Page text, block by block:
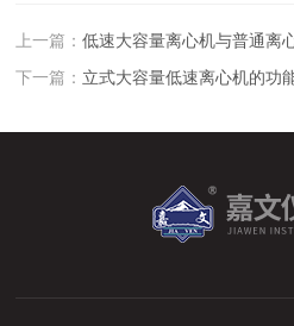
上一篇：低速大容量离心机与普通离
下一篇： 立式大容量低速离心机的功